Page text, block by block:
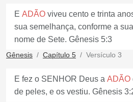
E ADÃO viveu cento e trinta
sua semelhança, conforme a
nome de Sete. Gênesis 5:3
Gênesis Capítulo 5 Versículo 3
E fez o SENHOR Deus a ADÃO
de peles, e os vestiu. Gênesis